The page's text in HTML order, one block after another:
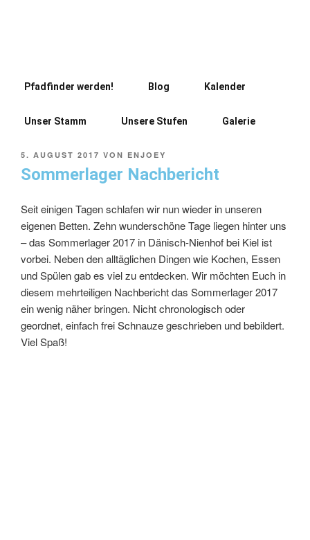
Pfadfinder werden! Blog Kalender
Unser Stamm Unsere Stufen Galerie
5. AUGUST 2017 VON ENJOEY
Sommerlager Nachbericht
Seit einigen Tagen schlafen wir nun wieder in unseren
eigenen Betten. Zehn wunderschöne Tage liegen hinter uns
– das Sommerlager 2017 in Dänisch-Nienhof bei Kiel ist
vorbei. Neben den alltäglichen Dingen wie Kochen, Essen
und Spülen gab es viel zu entdecken. Wir möchten Euch in
diesem mehrteiligen Nachbericht das Sommerlager 2017
ein wenig näher bringen. Nicht chronologisch oder
geordnet, einfach frei Schnauze geschrieben und bebildert.
Viel Spaß!